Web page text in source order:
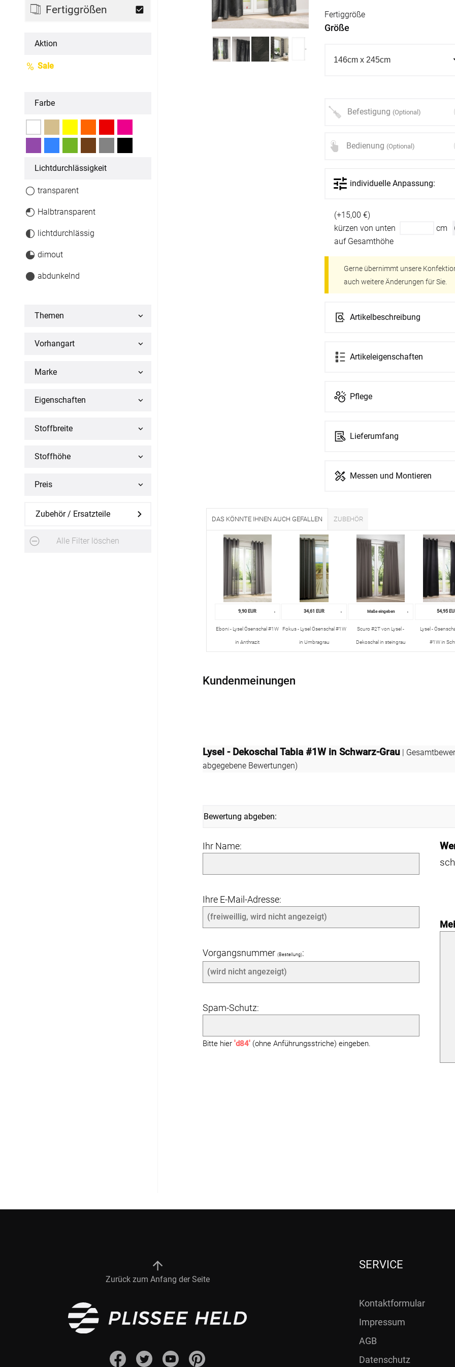
Fertiggrößen
Jalousien
Lamellenvorhang
Maßanfertigung
Sonnensegel
Fliegengitter nach Maß
Fertiggrößen
Aktion
Sale
Farbe
Licht­durchlässigkeit
transparent
Halbtransparent
lichtdurchlässig
dimout
abdunkelnd
Themen
Vorhangart
Marke
Eigenschaften
Stoffbreite
Stoffhöhe
Preis
Zubehör / Ersatzteile
Alle Filter löschen
Fertiggröße
Größe
Befestigung (Optional)
Bedienung (Optional)
individuelle Anpassung:
(+15,00 €)
kürzen von unten
auf Gesamthöhe
cm
Gerne übernimmt unsere
auch weitere Änderungen für Sie.
Artikelbeschreibung
Artikeleigenschaften
Pflege
Lieferumfang
Messen und Montieren
DAS KÖNNTE IHNEN AUCH GEFALLEN ZUBEHÖR
9,90 EUR
Eboni - Lysel Ösenschal #1W
in Anthrazit
34,61 EUR
Fokus - Lysel Ösenschal #1W
in Umbragrau
Maße eingeben
Scuro #2T von Lysel -
Dekoschal in steingrau
54,95
Lysel -
#1W in
Kundenmeinungen
Lysel - Dekoschal Tabia #1W in Schwarz-Grau|
abgegebene Bewertungen)
Bewertung abgeben:
Ihr Name:
Ihre E-Mail-Adresse:
Vorgangsnummer (Bestellung):
Spam-Schutz:
Bitte hier 'd84'(ohne Anführungsstriche) eingeben.
Zurück zum Anfang der Seite
SERVICE
Kontaktformular
Impressum
AGB
Datenschutz